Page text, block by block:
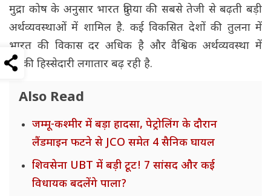
मुद्रा कोष के अनुसार भारत दुनिया की सबसे तेजी से बढ़ती बड़ी
अर्थव्यवस्थाओं में शामिल है. कई विकसित देशों की तुलना में
भारत की विकास दर अधिक है और वैश्विक अर्थव्यवस्था में
उसकी हिस्सेदारी लगातार बढ़ रही है.
Also Read
जम्मू-कश्मीर में बड़ा हादसा, पेट्रोलिंग के दौरान
लैंडमाइन फटने से JCO समेत 4 सैनिक घायल
शिवसेना UBT में बड़ी टूट! 7 सांसद और कई
विधायक बदलेंगे पाला?